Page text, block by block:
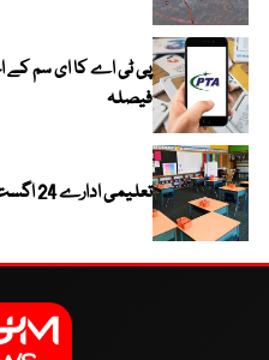
پی ٹی اے کا ای سم کے
فیصلہ
تعلیمی ادارے 24 اگست تک بند رہیں گے، رانا سکندر حیات